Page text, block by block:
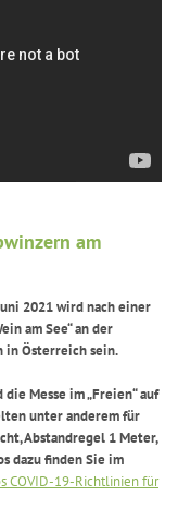
am
2021 wird nach einer
am See“ an der
in Österreich sein.
Messe im „Freien“ auf
unter anderem für
Abstandregel 1 Meter,
dazu finden Sie im
COVID-19-Richtlinien für